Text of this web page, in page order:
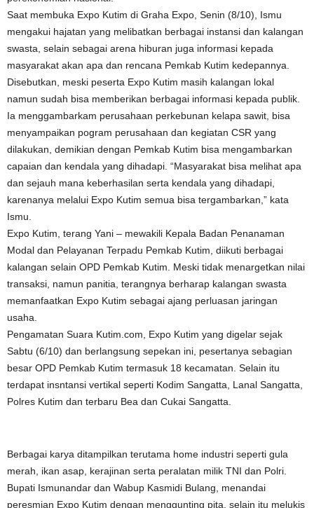
Saat membuka Expo Kutim di Graha Expo, Senin (8/10), Ismu
mengakui hajatan yang melibatkan berbagai instansi dan kalangan
swasta, selain sebagai arena hiburan juga informasi kepada
masyarakat akan apa dan rencana Pemkab Kutim kedepannya.
Disebutkan, meski peserta Expo Kutim masih kalangan lokal
namun sudah bisa memberikan berbagai informasi kepada publik.
Ia menggambarkam perusahaan perkebunan kelapa sawit, bisa
menyampaikan pogram perusahaan dan kegiatan CSR yang
dilakukan, demikian dengan Pemkab Kutim bisa mengambarkan
capaian dan kendala yang dihadapi. “Masyarakat bisa melihat apa
dan sejauh mana keberhasilan serta kendala yang dihadapi,
karenanya melalui Expo Kutim semua bisa tergambarkan,” kata
Ismu.
Expo Kutim, terang Yani – mewakili Kepala Badan Penanaman
Modal dan Pelayanan Terpadu Pemkab Kutim, diikuti berbagai
kalangan selain OPD Pemkab Kutim. Meski tidak menargetkan nilai
transaksi, namun panitia, terangnya berharap kalangan swasta
memanfaatkan Expo Kutim sebagai ajang perluasan jaringan
usaha.
Pengamatan Suara Kutim.com, Expo Kutim yang digelar sejak
Sabtu (6/10) dan berlangsung sepekan ini, pesertanya sebagian
besar OPD Pemkab Kutim termasuk 18 kecamatan. Selain itu
terdapat insntansi vertikal seperti Kodim Sangatta, Lanal Sangatta,
Polres Kutim dan terbaru Bea dan Cukai Sangatta.
Berbagai karya ditampilkan terutama home industri seperti gula
merah, ikan asap, kerajinan serta peralatan milik TNI dan Polri.
Bupati Ismunandar dan Wabup Kasmidi Bulang, menandai
peresmian Expo Kutim dengan menggunting pita, selain itu melukis